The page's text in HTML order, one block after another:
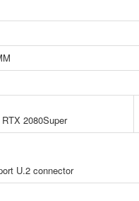
2080Super
U.2 connector